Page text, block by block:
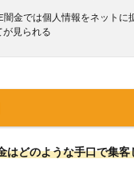
闇金では個人情報をネットに
が見られる
はどのような手口で集